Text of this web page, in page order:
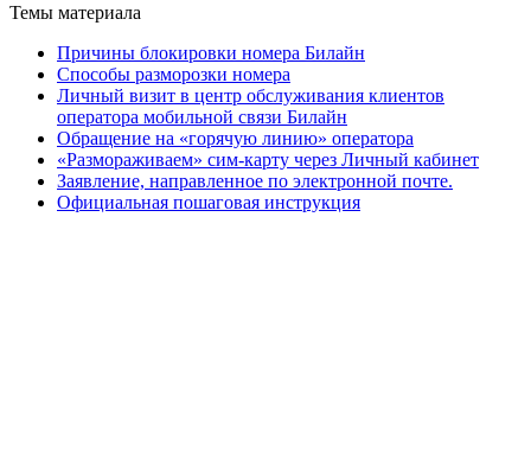
Темы материала
Причины блокировки номера Билайн
Способы разморозки номера
Личный визит в центр обслуживания клиентов
оператора мобильной связи Билайн
Обращение на «горячую линию» оператора
«Размораживаем» сим-карту через Личный кабинет
Заявление, направленное по электронной почте.
Официальная пошаговая инструкция